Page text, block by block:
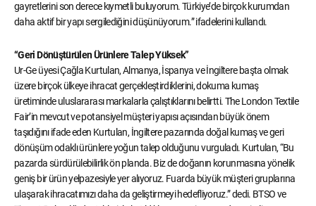
gayretlerini son derece kıymetli buluyorum. Türkiye’de birçok kurumdan
daha aktif bir yapı sergilediğini düşünüyorum.” ifadelerini kullandı.
“Geri Dönüştürülen Ürünlere Talep Yüksek”
Ur-Ge üyesi Çağla Kurtulan, Almanya, İspanya ve İngiltere başta olmak
üzere birçok ülkeye ihracat gerçekleştirdiklerini, dokuma kumaş
üretiminde uluslararası markalarla çalıştıklarını belirtti. The London Textile
Fair’in mevcut ve potansiyel müşteri yapısı açısından büyük önem
taşıdığını ifade eden Kurtulan, İngiltere pazarında doğal kumaş ve geri
dönüşüm odaklı ürünlere yoğun talep olduğunu vurguladı. Kurtulan, “Bu
pazarda sürdürülebilirlik ön planda. Biz de doğanın korunmasına yönelik
geniş bir ürün yelpazesiyle yer alıyoruz. Fuarda büyük müşteri gruplarına
ulaşarak ihracatımızı daha da geliştirmeyi hedefliyoruz.” dedi. BTSO ve